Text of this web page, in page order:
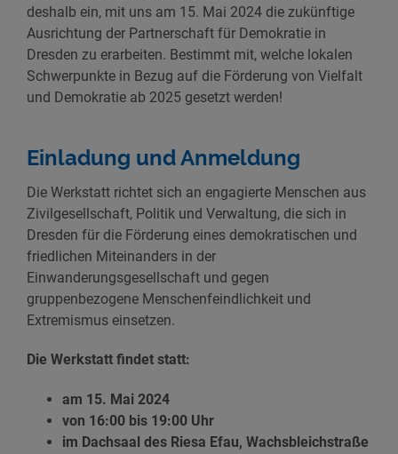
deshalb ein, mit uns am 15. Mai 2024 die zukünftige
Ausrichtung der Partnerschaft für Demokratie in
Dresden zu erarbeiten. Bestimmt mit, welche lokalen
Schwerpunkte in Bezug auf die Förderung von Vielfalt
und Demokratie ab 2025 gesetzt werden!
Einladung und Anmeldung
Die Werkstatt richtet sich an engagierte Menschen aus
Zivilgesellschaft, Politik und Verwaltung, die sich in
Dresden für die Förderung eines demokratischen und
friedlichen Miteinanders in der
Einwanderungsgesellschaft und gegen
gruppenbezogene Menschenfeindlichkeit und
Extremismus einsetzen.
Die Werkstatt findet statt:
am 15. Mai 2024
von 16:00 bis 19:00 Uhr
im Dachsaal des Riesa Efau, Wachsbleichstraße